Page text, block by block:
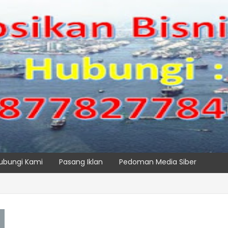
Kami Pasang Iklan Pedoman Media Siber